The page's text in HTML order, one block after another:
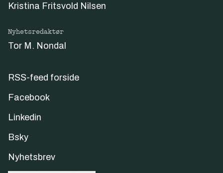
Kristina Fritsvold Nilsen
Nyhetsredaktør
Tor M. Nondal
RSS-feed forside
Facebook
Linkedin
Bsky
Nyhetsbrev